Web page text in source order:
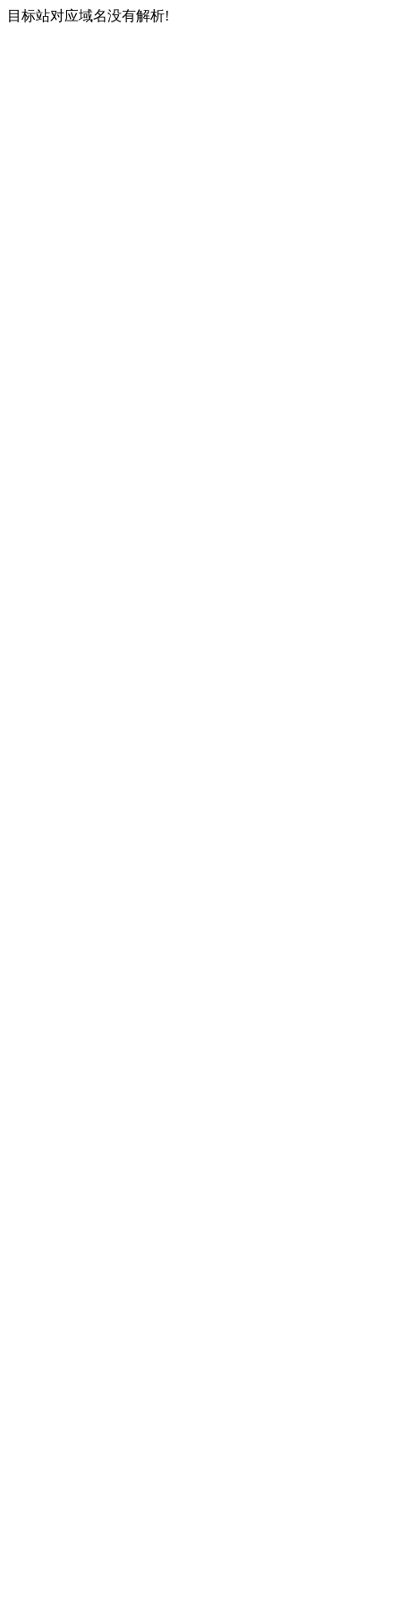
目标站对应域名没有解析!